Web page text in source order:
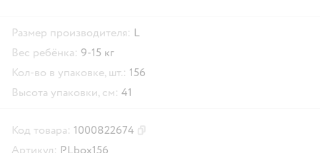
Размер производителя: L
Вес ребёнка: 9-15 кг
Кол-во в упаковке, шт.: 156
Высота упаковки, см: 41
Код товара: 1000822674
Артикул: PLbox156